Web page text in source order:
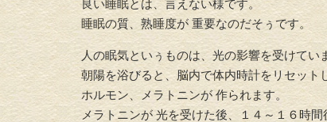
良い睡眠とは、言えない様です。
睡眠の質、熟睡度が 重要なのだそぅです。
人の眠気といぅものは、光の影響を受けてい
朝陽を浴びると、脳内で体内時計をリセット
ホルモン、メラトニンが 作られます。
メラトニンが 光を受けた後、１４～１６時